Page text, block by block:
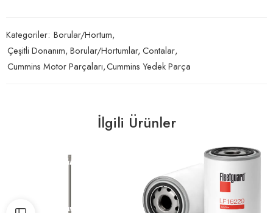
Kategoriler: Borular/Hortum,
Çeşitli Donanım, Borular/Hortumlar, Contalar,
Cummins Motor Parçaları,Cummins Yedek Parça
İlgili Ürünler